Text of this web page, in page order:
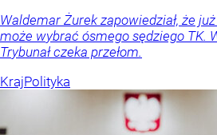
Waldemar Żurek zapowiedział, że
może wybrać ósmego sędziego TK.
Trybunał czeka przełom.
KrajPolityka